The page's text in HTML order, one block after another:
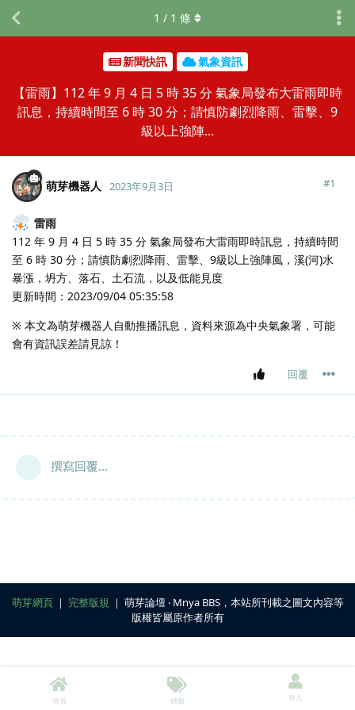
新聞快訊 氣象資訊
【雷雨】112 年 9 月 4 日 5 時 35 分 氣象局發布大雷雨即時
訊息，持續時間至 6 時 30 分；請慎防劇烈降雨、雷擊、9
級以上強陣...
1 / 1 條
萌芽機器人 2023年9月3日 #1
雷雨
112 年 9 月 4 日 5 時 35 分 氣象局發布大雷雨即時訊息，持續時間
至 6 時 30 分；請慎防劇烈降雨、雷擊、9級以上強陣風，溪(河)水
暴漲，坍方、落石、土石流，以及低能見度
更新時間：2023/09/04 05:35:58
※ 本文為萌芽機器人自動推播訊息，資料來源為中央氣象署，可能
會有資訊誤差請見諒！
回覆
撰寫回覆...
萌芽網頁｜ 完整版規 ｜ 萌芽論壇 ‧ Mnya BBS，本站所刊載之圖文內容等
版權皆屬原作者所有
首頁 標籤 登入